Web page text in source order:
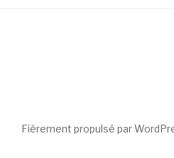
Fièrement propulsé par